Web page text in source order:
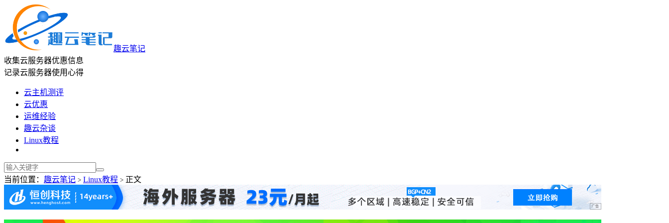
趣云笔记
收集云服务器优惠信息
记录云服务器使用心得
云主机测评
云优惠
运维经验
趣云杂谈
Linux教程
当前位置： 趣云笔记 > Linux教程 > 正文